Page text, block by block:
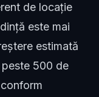
de locație
este mai
estimată
500 de